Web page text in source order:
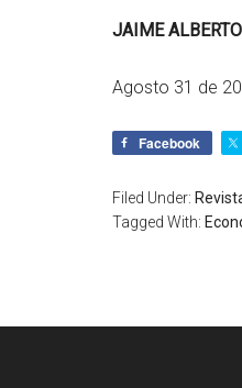
JAIME
Agosto 31 de
Facebook
Filed Under:
Tagged With: